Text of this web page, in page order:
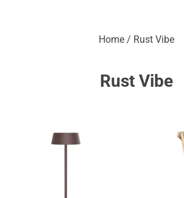
Home / Rust Vibe
Rust Vibe